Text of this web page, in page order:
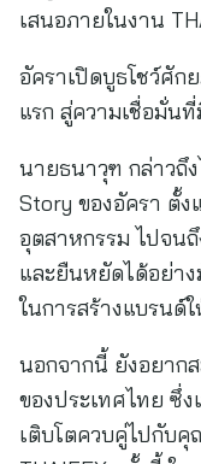
เสนอภายในงาน
อัคราเปิดบูธโชว์ศั
แรก สู่ความเชื่อมั่น
นายธนาวุฑ กล่าวถึ
Story ของอัครา ตั้ง
อุตสาหกรรม ไปจน
และยืนหยัดได้อย่า
ในการสร้างแบรนด์
นอกจากนี้ ยังอยาก
ของประเทศไทย ซึ่
เติบโตควบคู่ไปกับคุ